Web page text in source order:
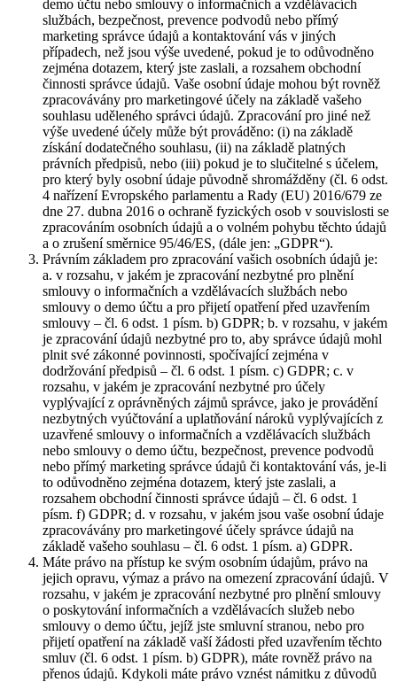
demo účtu nebo smlouvy o informačních a vzdělávacích
službách, bezpečnost, prevence podvodů nebo přímý
marketing správce údajů a kontaktování vás v jiných
případech, než jsou výše uvedené, pokud je to odůvodněno
zejména dotazem, který jste zaslali, a rozsahem obchodní
činnosti správce údajů. Vaše osobní údaje mohou být rovněž
zpracovávány pro marketingové účely na základě vašeho
souhlasu uděleného správci údajů. Zpracování pro jiné než
výše uvedené účely může být prováděno: (i) na základě
získání dodatečného souhlasu, (ii) na základě platných
právních předpisů, nebo (iii) pokud je to slučitelné s účelem,
pro který byly osobní údaje původně shromážděny (čl. 6 odst.
4 nařízení Evropského parlamentu a Rady (EU) 2016/679 ze
dne 27. dubna 2016 o ochraně fyzických osob v souvislosti se
zpracováním osobních údajů a o volném pohybu těchto údajů
a o zrušení směrnice 95/46/ES, (dále jen: „GDPR“).
Právním základem pro zpracování vašich osobních údajů je:
a. v rozsahu, v jakém je zpracování nezbytné pro plnění
smlouvy o informačních a vzdělávacích službách nebo
smlouvy o demo účtu a pro přijetí opatření před uzavřením
smlouvy – čl. 6 odst. 1 písm. b) GDPR; b. v rozsahu, v jakém
je zpracování údajů nezbytné pro to, aby správce údajů mohl
plnit své zákonné povinnosti, spočívající zejména v
dodržování předpisů – čl. 6 odst. 1 písm. c) GDPR; c. v
rozsahu, v jakém je zpracování nezbytné pro účely
vyplývající z oprávněných zájmů správce, jako je provádění
nezbytných vyúčtování a uplatňování nároků vyplývajících z
uzavřené smlouvy o informačních a vzdělávacích službách
nebo smlouvy o demo účtu, bezpečnost, prevence podvodů
nebo přímý marketing správce údajů či kontaktování vás, je-li
to odůvodněno zejména dotazem, který jste zaslali, a
rozsahem obchodní činnosti správce údajů – čl. 6 odst. 1
písm. f) GDPR; d. v rozsahu, v jakém jsou vaše osobní údaje
zpracovávány pro marketingové účely správce údajů na
základě vašeho souhlasu – čl. 6 odst. 1 písm. a) GDPR.
Máte právo na přístup ke svým osobním údajům, právo na
jejich opravu, výmaz a právo na omezení zpracování údajů. V
rozsahu, v jakém je zpracování nezbytné pro plnění smlouvy
o poskytování informačních a vzdělávacích služeb nebo
smlouvy o demo účtu, jejíž jste smluvní stranou, nebo pro
přijetí opatření na základě vaší žádosti před uzavřením těchto
smluv (čl. 6 odst. 1 písm. b) GDPR), máte rovněž právo na
přenos údajů. Kdykoli máte právo vznést námitku z důvodů